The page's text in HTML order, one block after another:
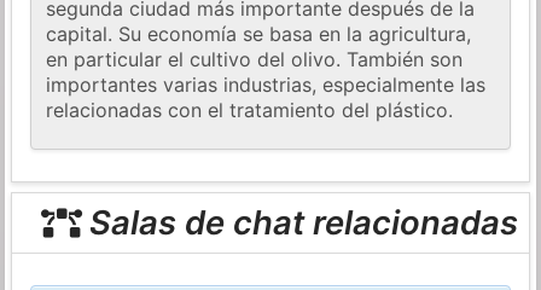
segunda ciudad más importante después de la
capital. Su economía se basa en la agricultura,
en particular el cultivo del olivo. También son
importantes varias industrias, especialmente las
relacionadas con el tratamiento del plástico.
Salas de chat relacionadas